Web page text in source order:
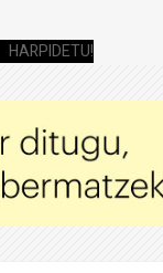
HARPIDETU!